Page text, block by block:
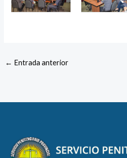
← Entrada anterior